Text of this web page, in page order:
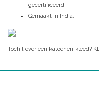
gecertificeerd.
Gemaakt in India.
Toch liever een katoenen kleed?